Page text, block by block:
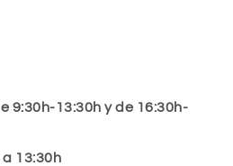
9:30h-13:30h y de 16:30h-
13:30h